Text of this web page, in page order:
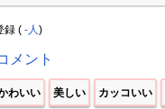
録 ( -人 )
メント
わいい 美しい カッコいい